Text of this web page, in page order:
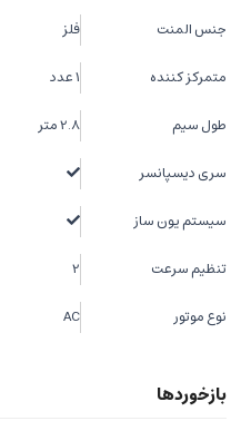
جنس المنت فلز
متمرکز کننده 1 عدد
طول سیم 2.8 متر
سری دیسپانسر
سیستم یون ساز
تنظیم سرعت 2
نوع موتور AC